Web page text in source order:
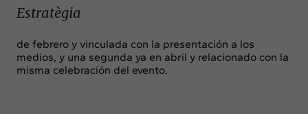
Estratègia
de febrero y vinculada con la presentación a los
medios, y una segunda ya en abril y relacionado con la
misma celebración del evento.